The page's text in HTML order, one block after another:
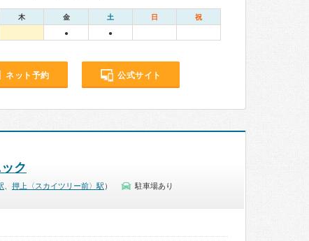
木 金 土 日 祝
● ●
ネット予約 公式サイト
ク
押上〈スカイツリー前〉駅 ）
駐車場あり